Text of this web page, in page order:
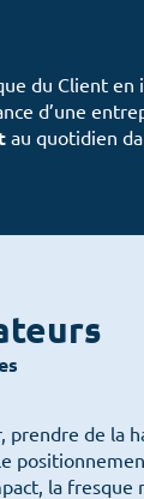
du Client en
d’une
au quotidien
prendre de la
la fresque